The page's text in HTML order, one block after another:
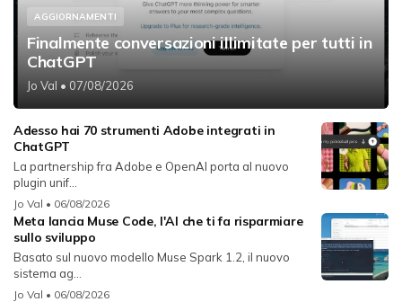
AGGIORNAMENTI
Finalmente conversazioni illimitate per tutti in
ChatGPT
Jo Val • 07/08/2026
Adesso hai 70 strumenti Adobe integrati in
ChatGPT
La partnership fra Adobe e OpenAI porta al nuovo
plugin unif...
Jo Val • 06/08/2026
Meta lancia Muse Code, l'AI che ti fa risparmiare
sullo sviluppo
Basato sul nuovo modello Muse Spark 1.2, il nuovo
sistema ag...
Jo Val • 06/08/2026